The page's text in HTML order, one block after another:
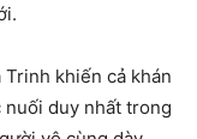
khiến cả khán
duy nhất trong